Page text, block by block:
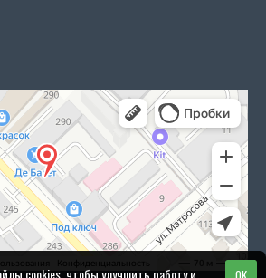
cookies, чтобы улучшить работу и